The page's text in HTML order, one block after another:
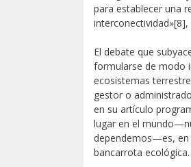
para establecer una
interconectividad»[8],
El debate que
formularse de modo
ecosistemas
gestor o
en su artículo
lugar en el
dependemos—es, en
bancarrota ecológica.